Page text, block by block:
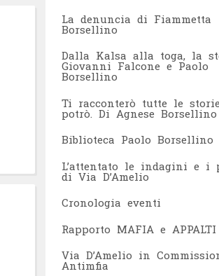
La denuncia di Fiammetta
Borsellino
Dalla Kalsa alla toga, la
Giovanni Falcone e Paolo
Borsellino
Ti racconterò tutte le
potrò. Di Agnese Borsellino
Biblioteca Paolo Borsellino
L’attentato le indagini e i
di Via D’Amelio
Cronologia eventi
Rapporto MAFIA e APPALTI
Via D’Amelio in
Antimfia